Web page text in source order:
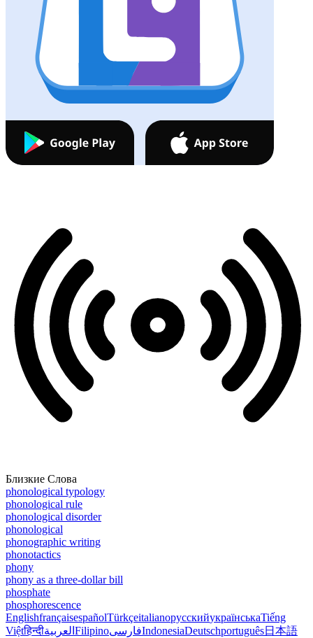
Близкие Слова
phonological typology
phonological rule
phonological disorder
phonological
phonographic writing
phonotactics
phony
phony as a three-dollar bill
phosphate
phosphorescence
EnglishfrançaisespañolTürkçeitalianoрусскийукраїнськаTiếng
Việtहिन्दीالعربية FilipinoفارسیIndonesiaDeutschportuguês日本語